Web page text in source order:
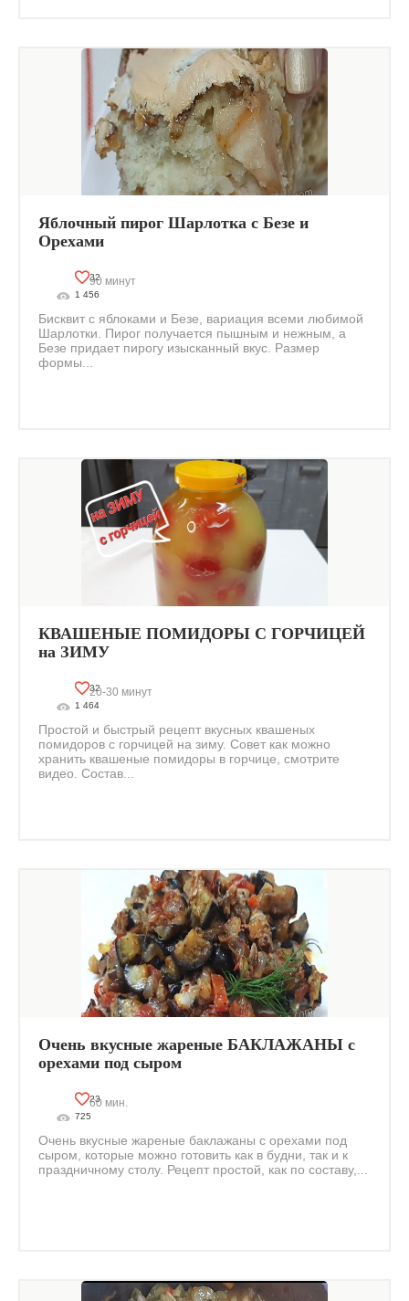
Яблочный пирог Шарлотка с Безе и
Орехами
32
90 минут
1 456
Бисквит с яблоками и Безе, вариация всеми любимой
Шарлотки. Пирог получается пышным и нежным, а
Безе придает пирогу изысканный вкус. Размер
формы...
КВАШЕНЫЕ ПОМИДОРЫ С ГОРЧИЦЕЙ
на ЗИМУ
32
20-30 минут
1 464
Простой и быстрый рецепт вкусных квашеных
помидоров с горчицей на зиму. Совет как можно
хранить квашеные помидоры в горчице, смотрите
видео. Состав...
Очень вкусные жареные БАКЛАЖАНЫ с
орехами под сыром
23
60 мин.
725
Очень вкусные жареные баклажаны с орехами под
сыром, которые можно готовить как в будни, так и к
праздничному столу. Рецепт простой, как по составу,...